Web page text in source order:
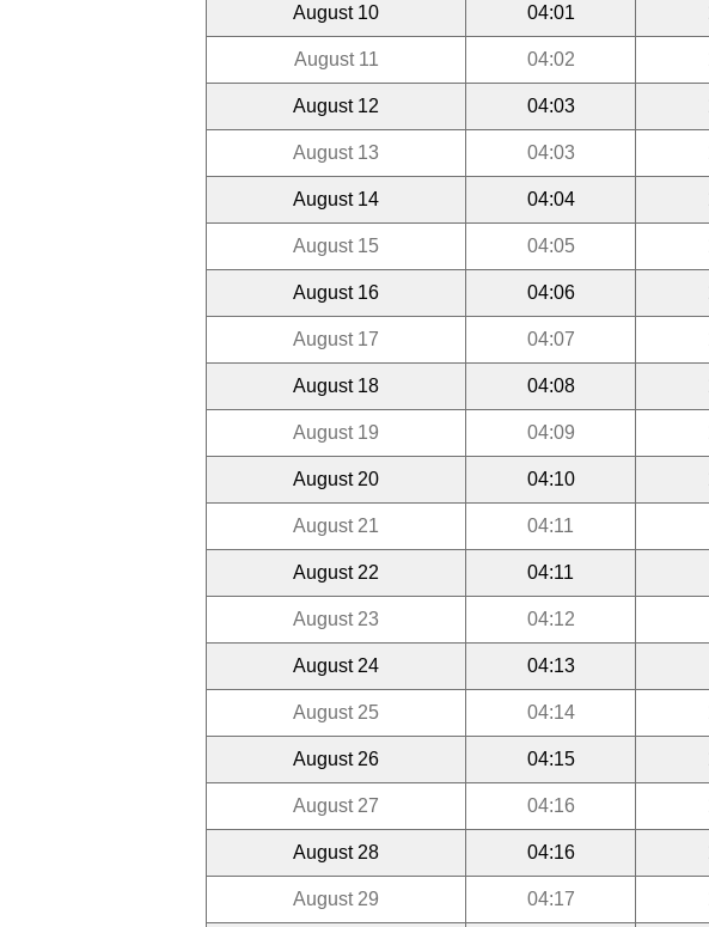
August 10 04:01
August 11 04:02
August 12 04:03
August 13 04:03
August 14 04:04
August 15 04:05
August 16 04:06
August 17 04:07
August 18 04:08
August 19 04:09
August 20 04:10
August 21 04:11
August 22 04:11
August 23 04:12
August 24 04:13
August 25 04:14
August 26 04:15
August 27 04:16
August 28 04:16
August 29 04:17